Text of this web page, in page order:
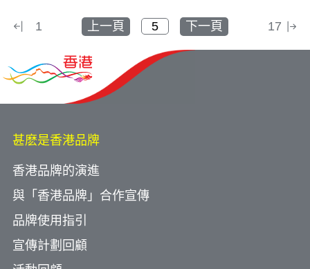
1 上一頁 下一頁 17
甚麽是香港品牌
香港品牌的演進
與「香港品牌」合作宣傳
品牌使用指引
宣傳計劃回顧